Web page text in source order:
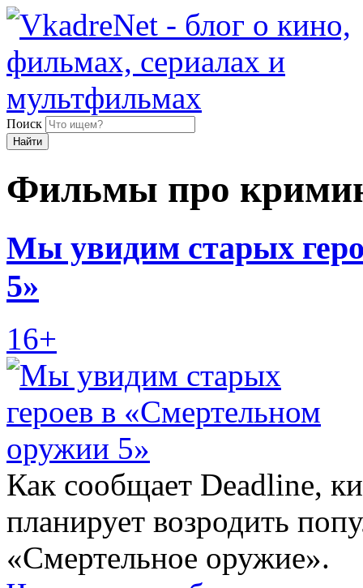
Поиск
Найти
Фильмы про
Мы увидим старых
5»
16+
Как сообщает Deadline,
планирует возродить
«Смертельное оружие».